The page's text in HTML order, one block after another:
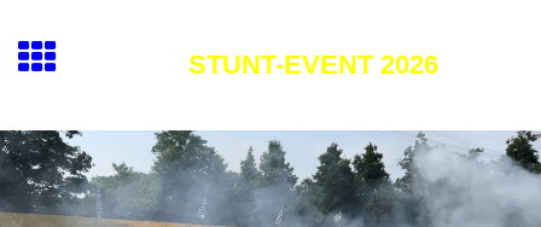
STUNT-EVENT 2026